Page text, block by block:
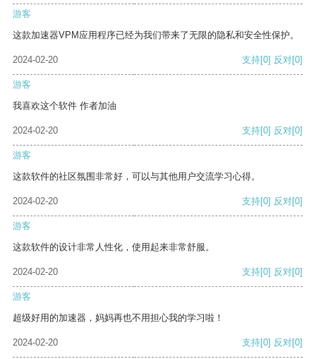
游客
这款加速器VPM应用程序已经为我们带来了无限的隐私和安全性保护。
2024-02-20 支持[0] 反对[0]
游客
我喜欢这个软件 作者加油
2024-02-20 支持[0] 反对[0]
游客
这款软件的社区氛围非常好，可以与其他用户交流学习心得。
2024-02-20 支持[0] 反对[0]
游客
这款软件的设计非常人性化，使用起来非常舒服。
2024-02-20 支持[0] 反对[0]
游客
超级好用的加速器，妈妈再也不用担心我的学习啦！
2024-02-20 支持[0] 反对[0]